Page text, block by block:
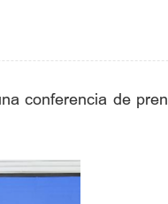
conferencia de